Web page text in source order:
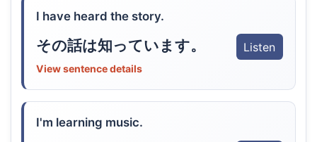
I have heard the story.
その話は知っています。 Listen
View sentence details
I'm learning music.